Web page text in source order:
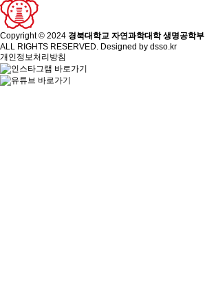
Copyright © 2024 경북대학교 자연과학대학 생명공학부
ALL RIGHTS RESERVED. Designed by dsso.kr
개인정보처리방침